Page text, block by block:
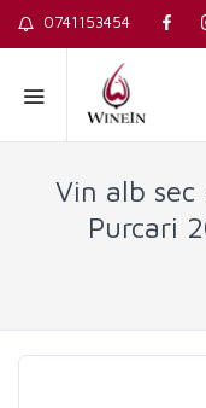
0741153454
Vin alb
Purcari